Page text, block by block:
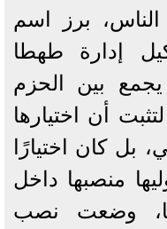
الناس، برز اسم
إدارة طهطا
يجمع بين الحزم
أن اختيارها
بل كان اختيارًا
منصبها داخل
وضعت نصب